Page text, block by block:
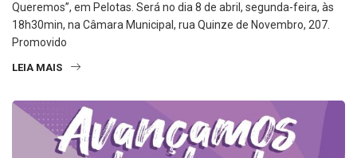
Queremos”, em Pelotas. Será no dia 8 de abril, segunda-feira, às
18h30min, na Câmara Municipal, rua Quinze de Novembro, 207.
Promovido
LEIA MAIS